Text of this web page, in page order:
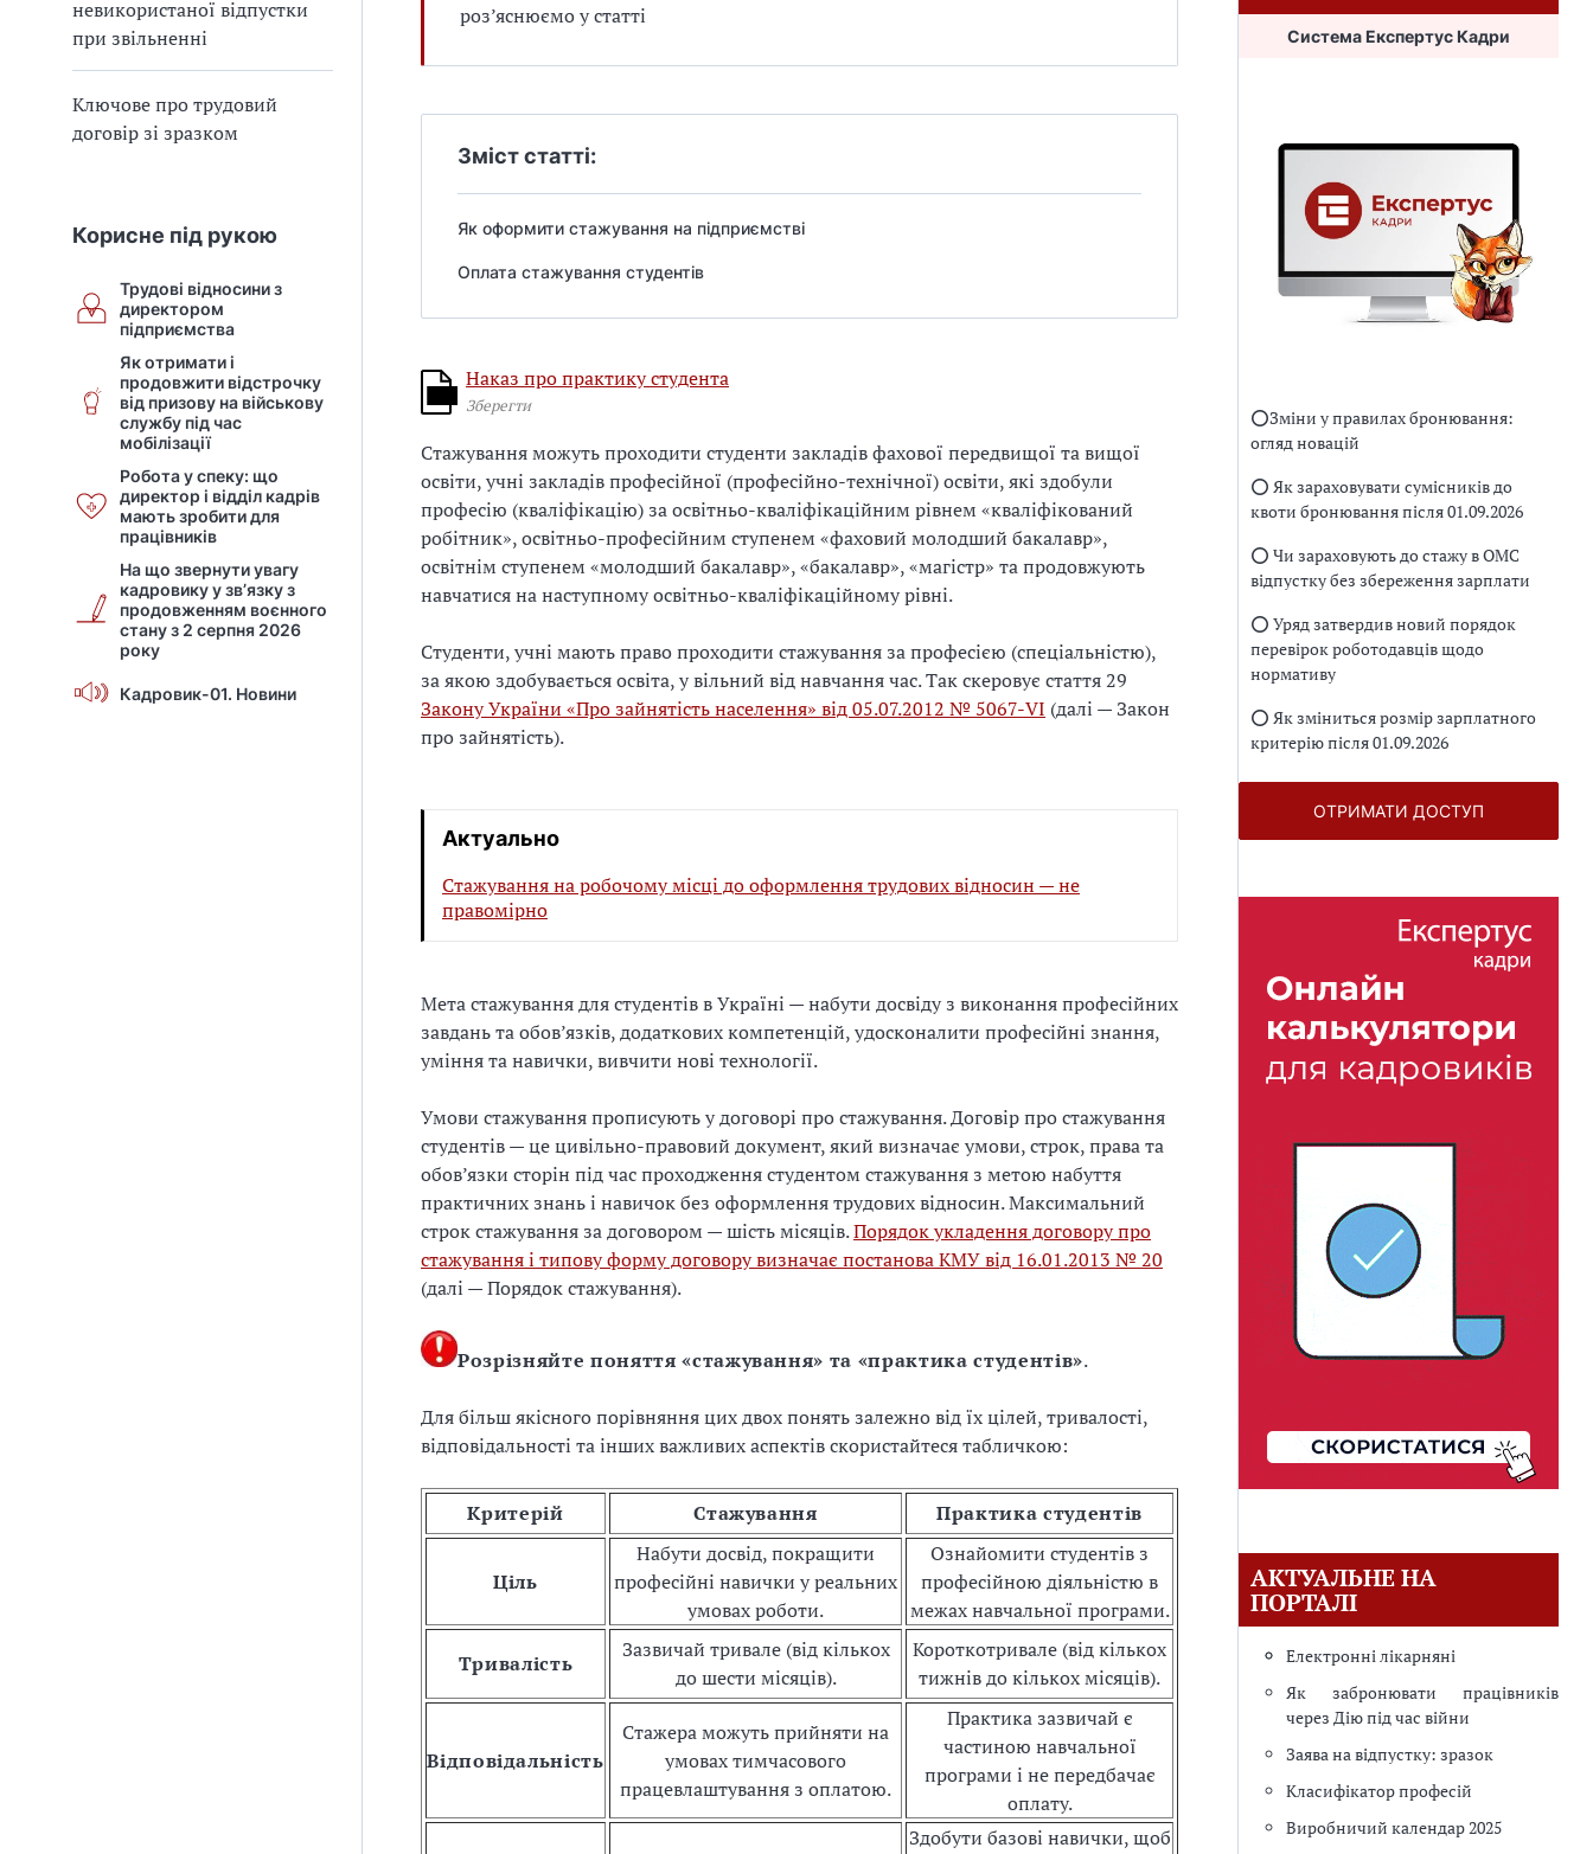
невикористаної відпустки
при звільненні
Ключове про трудовий
договір зі зразком
Корисне під рукою
Трудові відносини з
директором
підприємства
Як отримати і
продовжити відстрочку
від призову на військову
службу під час
мобілізації
Робота у спеку: що
директор і відділ кадрів
мають зробити для
працівників
На що звернути увагу
кадровику у зв’язку з
продовженням воєнного
стану з 2 серпня 2026
року
Кадровик-01. Новини
роз’яснюємо у статті
Зміст статті:
Як оформити стажування на підприємстві
Оплата стажування студентів
Наказ про практику студента
Зберегти
Стажування можуть проходити студенти закладів фахової передвищої та вищої
освіти, учні закладів професійної (професійно-технічної) освіти, які здобули
професію (кваліфікацію) за освітньо-кваліфікаційним рівнем «кваліфікований
робітник», освітньо-професійним ступенем «фаховий молодший бакалавр»,
освітнім ступенем «молодший бакалавр», «бакалавр», «магістр» та продовжують
навчатися на наступному освітньо-кваліфікаційному рівні.
Студенти, учні мають право проходити стажування за професією (спеціальністю),
за якою здобувається освіта, у вільний від навчання час.Так скеровує стаття 29
Закону України «Про зайнятість населення» від 05.07.2012 № 5067-VI (далі — Закон
про зайнятість).
Актуально
Стажування на робочому місці до оформлення трудових відносин — не
правомірно
Мета стажування для студентів в Україні — набути досвіду з виконання професійних
завдань та обов’язків, додаткових компетенцій, удосконалити професійні знання,
уміння та навички, вивчити нові технології.
Умови стажування прописують у договорі про стажування. Договір про стажування
студентів — це цивільно-правовий документ, який визначає умови, строк, права та
обов’язки сторін під час проходження студентом стажування з метою набуття
практичних знань і навичок без оформлення трудових відносин. Максимальний
строк стажування за договором — шість місяців.Порядок укладення договору про
стажування і типову форму договору визначає постанова КМУ від 16.01.2013 № 20
(далі — Порядок стажування).
Розрізняйте поняття «стажування» та «практика студентів».
Для більш якісного порівняння цих двох понять залежно від їх цілей, тривалості,
відповідальності та інших важливих аспектів скористайтеся табличкою:
Критерій Стажування Практика студентів
Ціль
Набути досвід, покращити
професійні навички у реальних
умовах роботи.
Ознайомити студентів з
професійною діяльністю в
межах навчальної програми.
Тривалість
Зазвичай тривале (від кількох
до шести місяців).
Короткотривале (від кількох
тижнів до кількох місяців).
Відповідальність
Стажера можуть прийняти на
умовах тимчасового
працевлаштування з оплатою.
Практика зазвичай є
частиною навчальної
програми і не передбачає
оплату.
Здобути базові навички, щоб
Система Експертус Кадри
⭕️Зміни у правилах бронювання:
огляд новацій
⭕️ Як зараховувати сумісників до
квоти бронювання після 01.09.2026
⭕️ Чи зараховують до стажу в ОМС
відпустку без збереження зарплати
⭕️ Уряд затвердив новий порядок
перевірок роботодавців щодо
нормативу
⭕️ Як зміниться розмір зарплатного
критерію після 01.09.2026
ОТРИМАТИ ДОСТУП
АКТУАЛЬНЕ НА
ПОРТАЛІ
Електронні лікарняні
Як забронювати працівників
через Дію під час війни
Заява на відпустку: зразок
Класифікатор професій
Виробничий календар 2025